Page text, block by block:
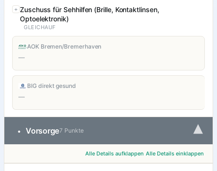
Zuschuss für Sehhilfen (Brille, Kontaktlinsen,
Optoelektronik)
GLEICHAUF
AOK Bremen/Bremerhaven
—
BIG direkt gesund
—
• Vorsorge7 Punkte ▾
Alle Details aufklappen Alle Details einklappen